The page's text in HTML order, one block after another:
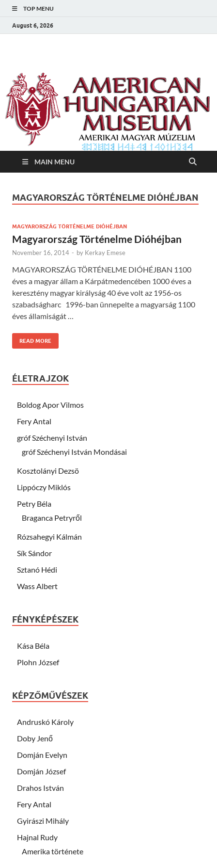
TOP MENU
August 6, 2026
Amerikai Magyar
Múzeum
MAIN MENU
MAGYARORSZÁG TÖRTÉNELME DIÓHÉJBAN
MAGYARORSZÁG TÖRTÉNELME DIÓHÉJBAN
Magyarország Történelme Dióhéjban
November 16, 2014 - by Kerkay Emese
MAGYARORSZÁG TÖRTÉNELME DIÓHÉJBAN 1100
éves a magyar állam a Kárpátmedencében 1000 éves a
keresztény magyar királyság 40 éve volt az 1956-os
szabadságharc 1996-ban ünnepelte a magyarság 1100
éves államiságát …
READ MORE
ÉLETRAJZOK
Boldog Apor Vilmos
Fery Antal
gróf Széchenyi István
gróf Széchenyi István Mondásai
Kosztolányi Dezsö
Lippóczy Miklós
Petry Béla
Braganca Petryről
Rózsahegyi Kálmán
Sík Sándor
Sztanó Hédi
Wass Albert
FÉNYKÉPÉSZEK
Kása Béla
Plohn József
KÉPZŐMŰVÉSZEK
Andruskó Károly
Doby Jenő
Domján Evelyn
Domján József
Drahos István
Fery Antal
Gyirászi Mihály
Hajnal Rudy
Amerika története